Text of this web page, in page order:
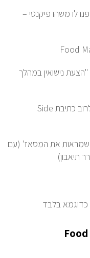
משהו פיקנטי –
נישואין במהלך
כתיבתSide
את המסאז' (עם
בלבד